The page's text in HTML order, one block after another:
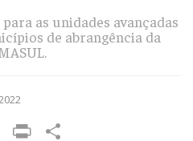
as unidades avançadas
de abrangência da
CopyPrint